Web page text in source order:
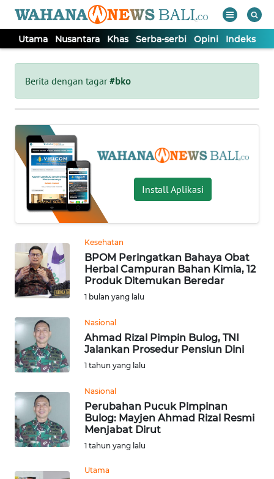
Utama Nusantara Khas Serba-serbi Opini Indeks
Berita dengan tagar#bko
Install Aplikasi
Kesehatan
BPOM Peringatkan Bahaya Obat
Herbal Campuran Bahan Kimia, 12
Produk Ditemukan Beredar
1 bulan yang lalu
Nasional
Ahmad Rizal Pimpin Bulog, TNI
Jalankan Prosedur Pensiun Dini
1 tahun yang lalu
Nasional
Perubahan Pucuk Pimpinan
Bulog: Mayjen Ahmad Rizal Resmi
Menjabat Dirut
1 tahun yang lalu
Utama
Tutup
UTAMA
NUSANTARA
KHAS
SERBA-
SERBI
OPINI
Informasi
INDEKS
BERITA
KONTAK
INFO
IKLAN
KAMI